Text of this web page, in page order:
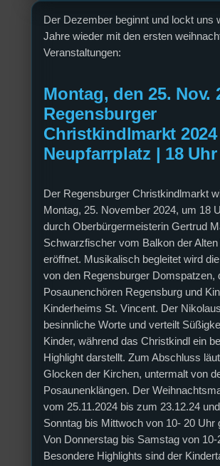
Der Dezember beginnt und lockt uns
Jahre wieder mit den ersten
Veranstaltungen:
Montag, den 25. Nov.
Regensburger
Christkindlmarkt 2024
Neupfarrplatz | 18 Uhr
Der Regensburger Christkindlmarkt
Montag, 25. November 2024, um 18
durch Oberbürgermeisterin Gertrud
Schwarzfischer vom Balkon der Alten
eröffnet. Musikalisch begleitet wird
von den Regensburger Domspatzen,
Posaunenchören Regensburg und
Kinderheims St. Vincent. Der
besinnliche Worte und verteilt
Kinder, während das Christkindl ein
Highlight darstellt. Zum Abschluss
Glocken der Kirchen, untermalt von
Posaunenklängen. Der
vom 25.11.2024 bis zum 23.12.24
Sonntag bis Mittwoch von 10- 20 Uhr
Von Donnerstag bis Samstag von 10-
Besondere Highlights sind der